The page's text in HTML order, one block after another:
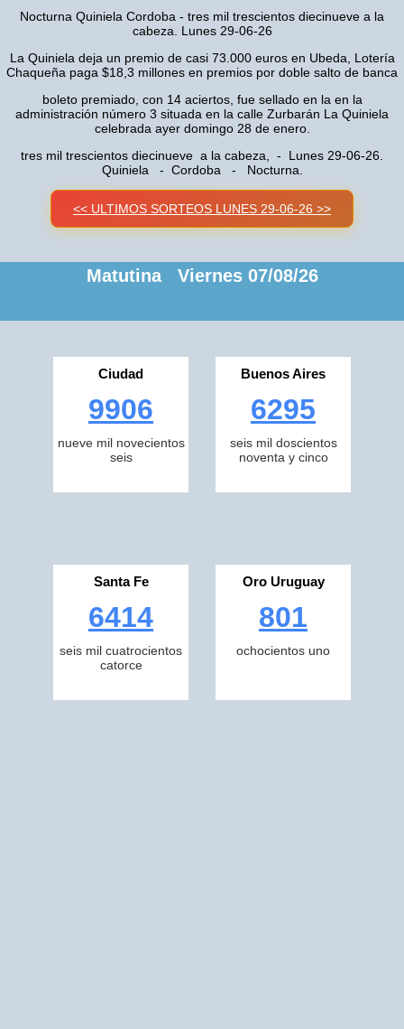
Nocturna Quiniela Cordoba - tres mil trescientos diecinueve a la
cabeza. Lunes 29-06-26
La Quiniela deja un premio de casi 73.000 euros en Ubeda, Lotería
Chaqueña paga $18,3 millones en premios por doble salto de banca
boleto premiado, con 14 aciertos, fue sellado en la en la
administración número 3 situada en la calle Zurbarán La Quiniela
celebrada ayer domingo 28 de enero.
tres mil trescientos diecinueve a la cabeza, - Lunes 29-06-26.
Quiniela - Cordoba - Nocturna.
<< ULTIMOS SORTEOS LUNES 29-06-26 >>
Matutina Viernes 07/08/26
Ciudad
9906
nueve mil novecientos
seis
Buenos Aires
6295
seis mil doscientos
noventa y cinco
Santa Fe
6414
seis mil cuatrocientos
catorce
Oro Uruguay
801
ochocientos uno